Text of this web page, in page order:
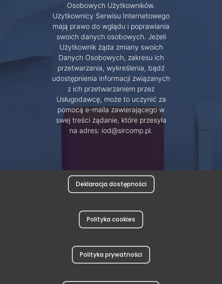
Osobowych Użytkowników.
Użytkownicy Serwisu Internetowego
mają prawo do wglądu i poprawiania
swoich danych osobowych. Jeżeli
Użytkownik żąda zmiany swoich
Danych Osobowych, zakresu ich
przetwarzania, wykreślenia, bądź
udostępnienia informacji związanych
z ich przetwarzaniem przez
Usługodawcę, może to uczynić za
pomocą e-maila zawierającego w
swej treści żądanie, które przesyła
na adres: iod@sircomp.pl.
Deklaracja dostępności
Polityka cookies
Polityka prywatności